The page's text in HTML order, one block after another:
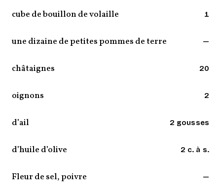
cube de bouillon de volaille 1
une dizaine de petites pommes de terre —
châtaignes 20
oignons 2
d’ail 2 gousses
d’huile d’olive 2 c. à s.
Fleur de sel, poivre —